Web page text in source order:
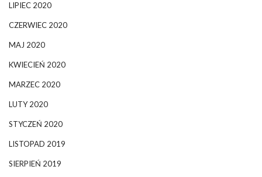
LIPIEC 2020
CZERWIEC 2020
MAJ 2020
KWIECIEŃ 2020
MARZEC 2020
LUTY 2020
STYCZEŃ 2020
LISTOPAD 2019
SIERPIEŃ 2019